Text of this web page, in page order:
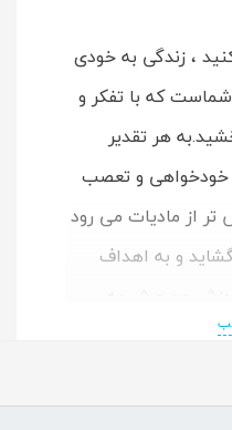
، زندگی به خودی
که با تفکر و
هر تقدیر
خودخواهی و تعصب
تر از مادیات می رود
و به اهداف
و پرورش به
و تکامل آدمی و